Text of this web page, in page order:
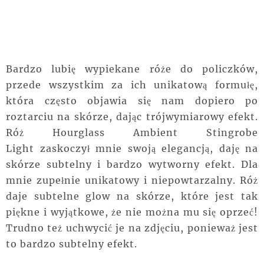
Bardzo lubię wypiekane róże do policzków,
przede wszystkim za ich unikatową formułę,
która często objawia się nam dopiero po
roztarciu na skórze, dając trójwymiarowy efekt.
Róż Hourglass Ambient Stingrobe
Light zaskoczył mnie swoją elegancją, daję na
skórze subtelny i bardzo wytworny efekt. Dla
mnie zupełnie unikatowy i niepowtarzalny. Róż
daje subtelne glow na skórze, które jest tak
piękne i wyjątkowe, że nie można mu się oprzeć!
Trudno też uchwycić je na zdjęciu, ponieważ jest
to bardzo subtelny efekt.